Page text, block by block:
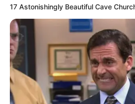
17 Astonishingly Beautiful Cave